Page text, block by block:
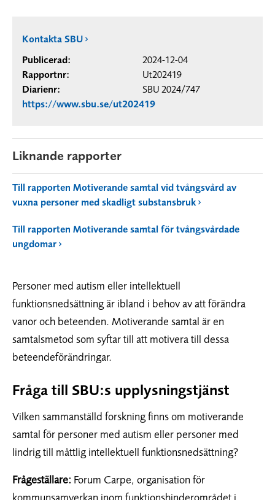
Kontakta SBU
Publicerad:
2024-12-04
Rapportnr:
Ut202419
Diarienr:
SBU 2024/747
https://www.sbu.se/ut202419
Liknande rapporter
Till rapporten Motiverande samtal vid tvångsvård av
vuxna personer med skadligt substansbruk
Till rapporten Motiverande samtal för tvångsvårdade
ungdomar
Personer med autism eller intellektuell
funktionsnedsättning är ibland i behov av att förändra
vanor och beteenden. Motiverande samtal är en
samtalsmetod som syftar till att motivera till dessa
beteendeförändringar.
Fråga till SBU:s upplysningstjänst
Vilken sammanställd forskning finns om motiverande
samtal för personer med autism eller personer med
lindrig till måttlig intellektuell funktionsnedsättning?
Frågeställare: Forum Carpe, organisation för